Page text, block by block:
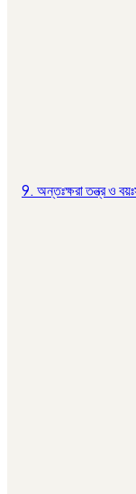
9. অন্তঃক্ষরা তন্ত্র ও